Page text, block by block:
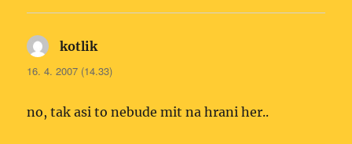
kotliknapsal:
16. 4. 2007 (14.33)
no, tak asi to nebude mit na hrani her..